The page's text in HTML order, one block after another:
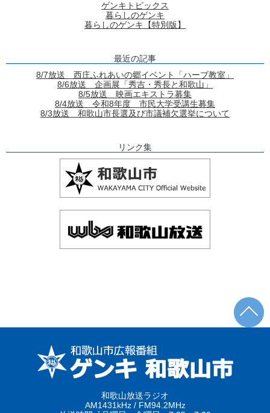
ゲンキトピックス
暮らしのゲンキ
暮らしのゲンキ【特別版】
最近の記事
8/7放送 西庄ふれあいの郷イベント「ハーブ教室」
8/6放送 企画展「秀吉・秀長と和歌山」
8/5放送 映画エキストラ募集
8/4放送 令和8年度 市民大学受講生募集
8/3放送 和歌山市長選及び市議補欠選挙について
リンク集
和歌山放送ラジオ
AM1431kHz / FM94.2MHz